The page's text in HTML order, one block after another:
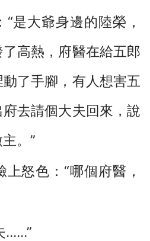
大爺身邊的陸榮，
高熱，府醫在給五郎
了手腳，有人想害五
去請個大夫回來，說
。”
怒色：“哪個府醫，